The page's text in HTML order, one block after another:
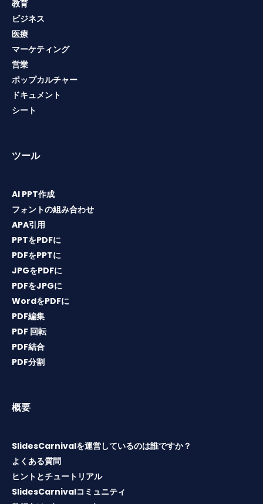
教育
ビジネス
医療
マーケティング
営業
ポップカルチャー
ドキュメント
シート
ツール
AI PPT作成
フォントの組み合わせ
APA引用
PPTをPDFに
PDFをPPTに
JPGをPDFに
PDFをJPGに
WordをPDFに
PDF編集
PDF 回転
PDF結合
PDF分割
概要
SlidesCarnivalを運営しているのは誰ですか？
よくある質問
ヒントとチュートリアル
SlidesCarnivalコミュニティ